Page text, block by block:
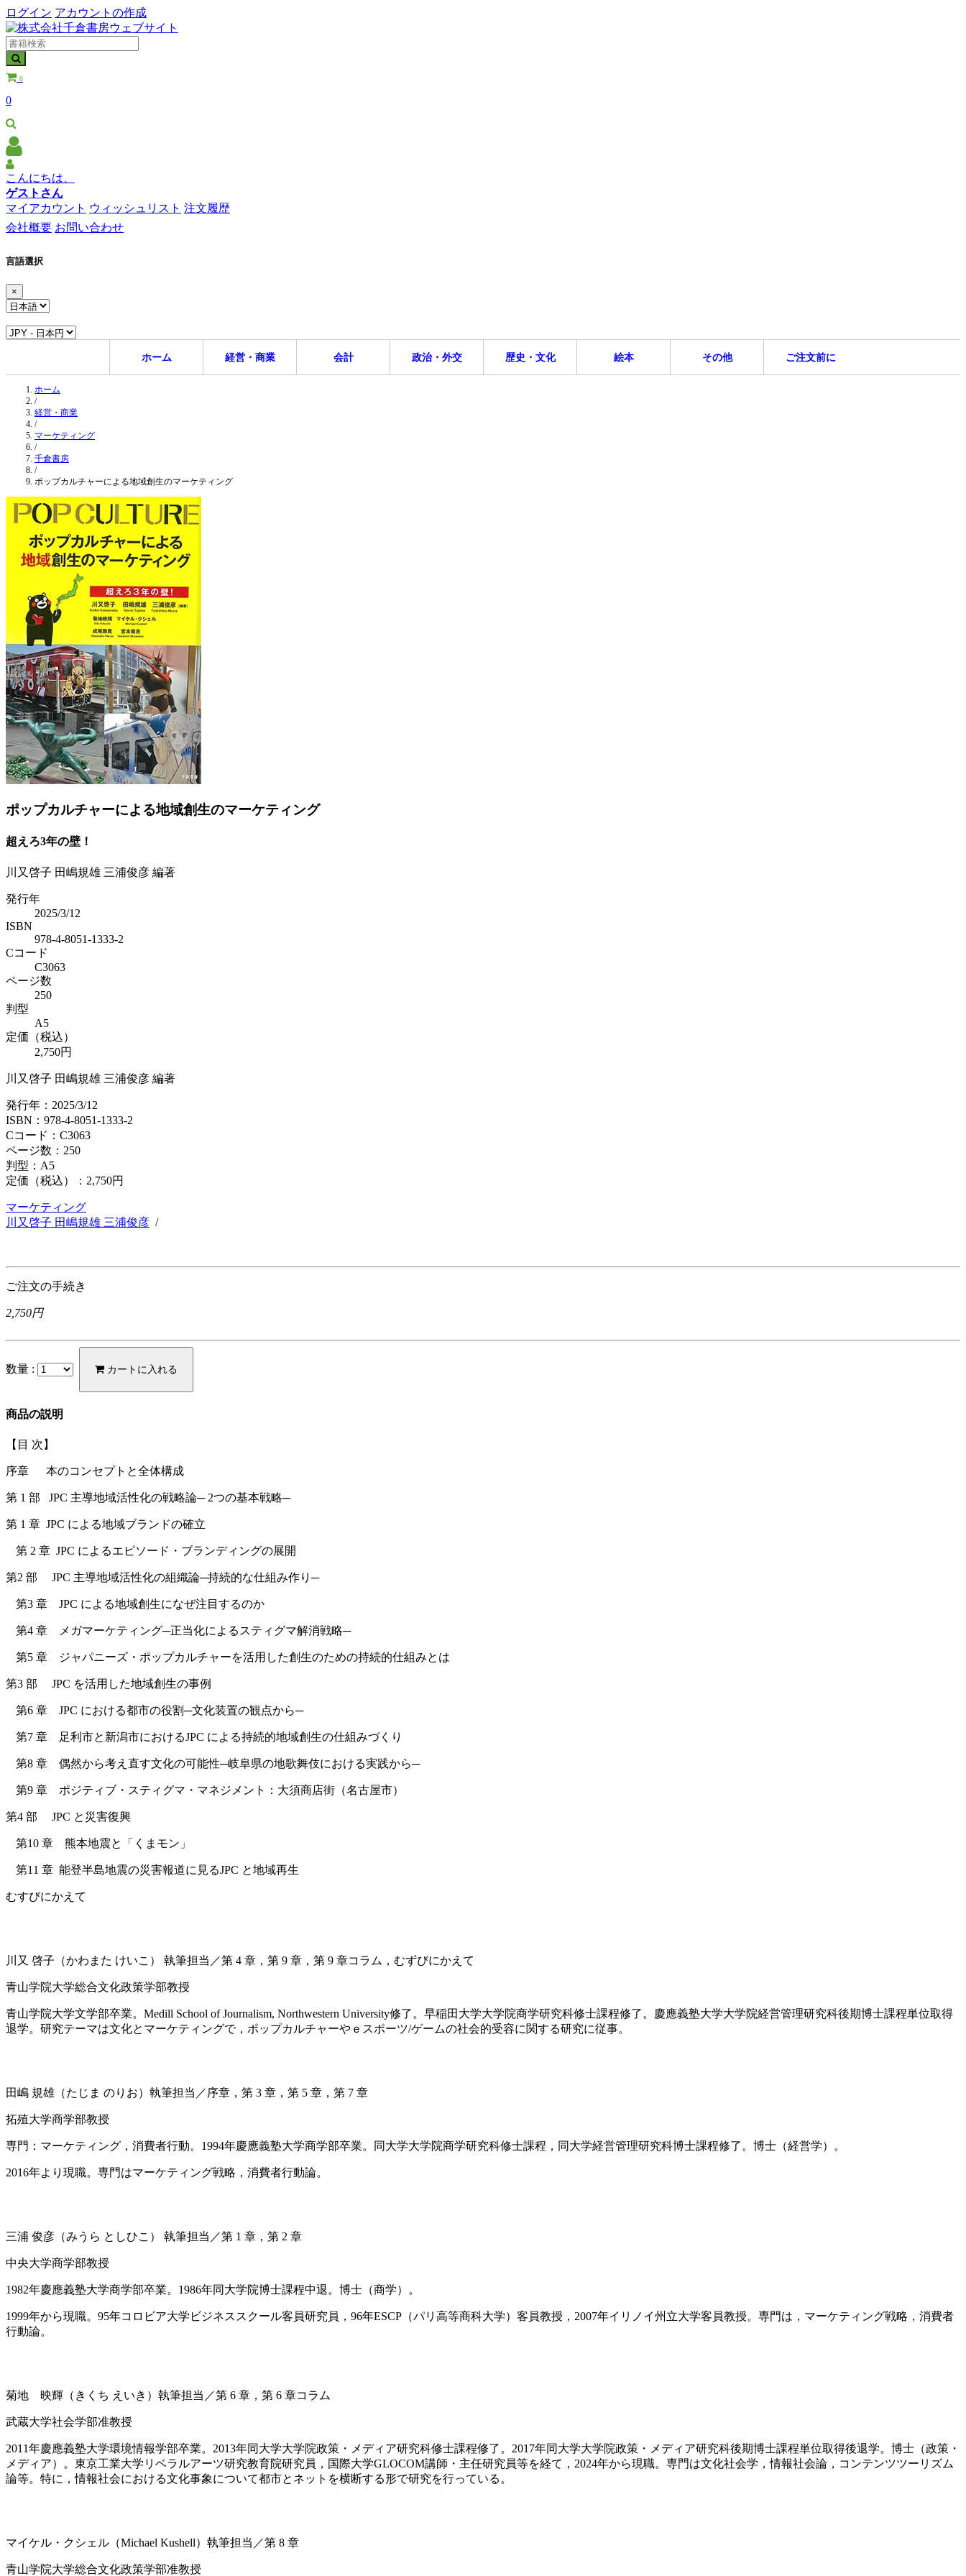
ログイン アカウントの作成
0
0
こんにちは、
ゲストさん
マイアカウント ウィッシュリスト 注文履歴
会社概要 お問い合わせ
言語選択
×
ホーム 経営・商業 会計 政治・外交 歴史・文化 絵本 その他 ご注文前に
ホーム
/
経営・商業
/
マーケティング
/
千倉書房
/
ポップカルチャーによる地域創生のマーケティング
ポップカルチャーによる地域創生のマーケティング
超えろ3年の壁！
川又啓子 田嶋規雄 三浦俊彦 編著
発行年
2025/3/12
ISBN
978-4-8051-1333-2
Cコード
C3063
ページ数
250
判型
A5
定価（税込）
2,750円
川又啓子 田嶋規雄 三浦俊彦 編著
発行年：2025/3/12
ISBN：978-4-8051-1333-2
Cコード：C3063
ページ数：250
判型：A5
定価（税込）： 2,750円
マーケティング
川又啓子 田嶋規雄 三浦俊彦 /
ご注文の手続き
2,750円
数量 : カートに入れる
商品の説明
【目 次】
序章 本のコンセプトと全体構成
第 1 部 JPC 主導地域活性化の戦略論─ 2つの基本戦略─
第 1 章 JPC による地域ブランドの確立
第 2 章 JPC によるエピソード・ブランディングの展開
第2 部 JPC 主導地域活性化の組織論─持続的な仕組み作り─
第3 章 JPC による地域創生になぜ注目するのか
第4 章 メガマーケティング─正当化によるスティグマ解消戦略─
第5 章 ジャパニーズ・ポップカルチャーを活用した創生のための持続的仕組みとは
第3 部 JPC を活用した地域創生の事例
第6 章 JPC における都市の役割─文化装置の観点から─
第7 章 足利市と新潟市におけるJPC による持続的地域創生の仕組みづくり
第8 章 偶然から考え直す文化の可能性─岐阜県の地歌舞伎における実践から─
第9 章 ポジティブ・スティグマ・マネジメント：大須商店街（名古屋市）
第4 部 JPC と災害復興
第10 章 熊本地震と「くまモン」
第11 章 能登半島地震の災害報道に見るJPC と地域再生
むすびにかえて
川又 啓子（かわまた けいこ） 執筆担当／第 4 章，第 9 章，第 9 章コラム，むずびにかえて
青山学院大学総合文化政策学部教授
青山学院大学文学部卒業。Medill School of Journalism, Northwestern University修了。早稲田大学大学院商学研究科修士課程修了。慶應義塾大学大学院経営管理研究科後期博士課程単位取得
退学。研究テーマは文化とマーケティングで，ポップカルチャーやｅスポーツ/ゲームの社会的受容に関する研究に従事。
田嶋 規雄（たじま のりお）執筆担当／序章，第 3 章，第 5 章，第 7 章
拓殖大学商学部教授
専門：マーケティング，消費者行動。1994年慶應義塾大学商学部卒業。同大学大学院商学研究科修士課程，同大学経営管理研究科博士課程修了。博士（経営学）。
2016年より現職。専門はマーケティング戦略，消費者行動論。
三浦 俊彦（みうら としひこ） 執筆担当／第 1 章，第 2 章
中央大学商学部教授
1982年慶應義塾大学商学部卒業。1986年同大学院博士課程中退。博士（商学）。
1999年から現職。95年コロビア大学ビジネススクール客員研究員，96年ESCP（パリ高等商科大学）客員教授，2007年イリノイ州立大学客員教授。専門は，マーケティング戦略，消費者
行動論。
菊地 映輝（きくち えいき）執筆担当／第 6 章，第 6 章コラム
武蔵大学社会学部准教授
2011年慶應義塾大学環境情報学部卒業。2013年同大学大学院政策・メディア研究科修士課程修了。2017年同大学大学院政策・メディア研究科後期博士課程単位取得後退学。博士（政策・
メディア）。東京工業大学リベラルアーツ研究教育院研究員，国際大学GLOCOM講師・主任研究員等を経て，2024年から現職。専門は文化社会学，情報社会論，コンテンツツーリズム
論等。特に，情報社会における文化事象について都市とネットを横断する形で研究を行っている。
マイケル・クシェル（Michael Kushell）執筆担当／第 8 章
青山学院大学総合文化政策学部准教授